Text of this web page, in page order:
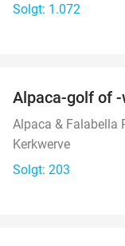
Solgt: 1.072
Alpaca-golf of
Alpaca & Falabella
Kerkwerve
Solgt: 203